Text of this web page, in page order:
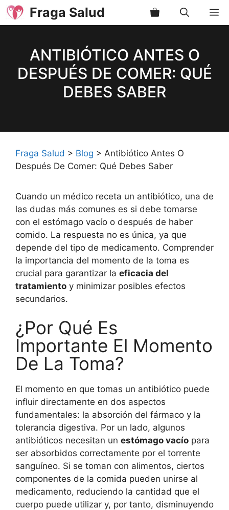
Saltar
Fraga Salud
ANTIBIÓTICO ANTES O
DESPUÉS DE COMER: QUÉ
DEBES SABER
Fraga Salud > Blog > Antibiótico Antes O
Después De Comer: Qué Debes Saber
Cuando un médico receta un antibiótico, una de
las dudas más comunes es si debe tomarse
con el estómago vacío o después de haber
comido. La respuesta no es única, ya que
depende del tipo de medicamento. Comprender
la importancia del momento de la toma es
crucial para garantizar la eficacia del
tratamiento y minimizar posibles efectos
secundarios.
¿Por Qué Es
Importante El Momento
De La Toma?
El momento en que tomas un antibiótico puede
influir directamente en dos aspectos
fundamentales: la absorción del fármaco y la
tolerancia digestiva. Por un lado, algunos
antibióticos necesitan un estómago vacío para
ser absorbidos correctamente por el torrente
sanguíneo. Si se toman con alimentos, ciertos
componentes de la comida pueden unirse al
medicamento, reduciendo la cantidad que el
cuerpo puede utilizar y, por tanto, disminuyendo